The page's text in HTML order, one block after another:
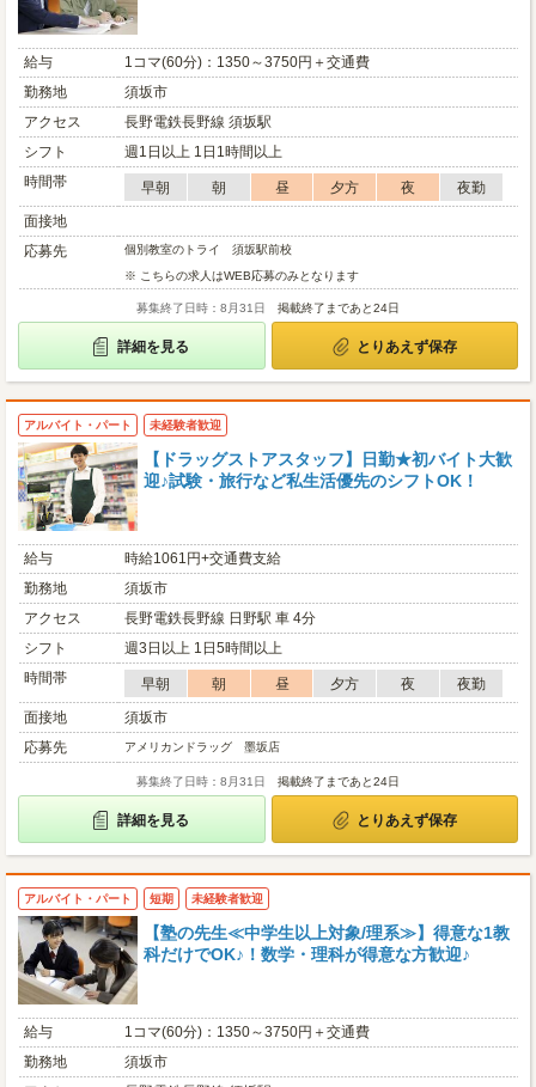
給与
1コマ(60分)：1350～3750円＋交通費
勤務地
須坂市
アクセス
長野電鉄長野線 須坂駅
シフト
週1日以上 1日1時間以上
時間帯
早朝 朝 昼 夕方 夜
夜勤
面接地
応募先
個別教室のトライ 須坂駅前校
※ こちらの求人はWEB応募のみとなります
募集終了日時：8月31日 掲載終了まであと24日
詳細を見る とりあえず保存
アルバイト・パート 未経験者歓迎
【ドラッグストアスタッフ】日勤★初バイト大歓
迎♪試験・旅行など私生活優先のシフトOK！
給与
時給1061円+交通費支給
勤務地
須坂市
アクセス
長野電鉄長野線 日野駅 車 4分
シフト
週3日以上 1日5時間以上
時間帯
早朝 朝 昼 夕方 夜
夜勤
面接地
須坂市
応募先
アメリカンドラッグ 墨坂店
募集終了日時：8月31日 掲載終了まであと24日
詳細を見る とりあえず保存
アルバイト・パート 短期 未経験者歓迎
【塾の先生≪中学生以上対象/理系≫】得意な1教
科だけでOK♪！数学・理科が得意な方歓迎♪
給与
1コマ(60分)：1350～3750円＋交通費
勤務地
須坂市